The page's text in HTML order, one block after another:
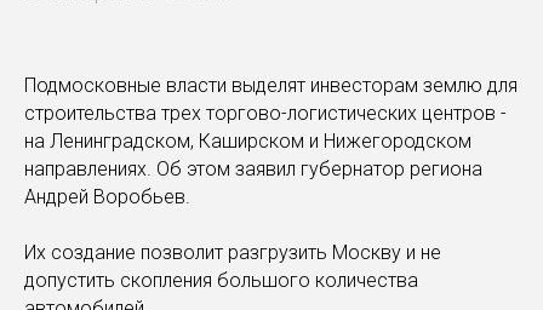
Подмосковные власти выделят инвесторам землю для
строительства трех торгово-логистических центров -
на Ленинградском, Каширском и Нижегородском
направлениях. Об этом заявил губернатор региона
Андрей Воробьев.
Их создание позволит разгрузить Москву и не
допустить скопления большого количества